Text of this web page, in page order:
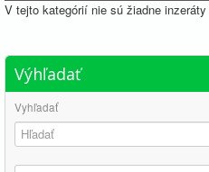
V tejto kategórií nie sú žiadne inzeráty
Výhľadať
Vyhľadať